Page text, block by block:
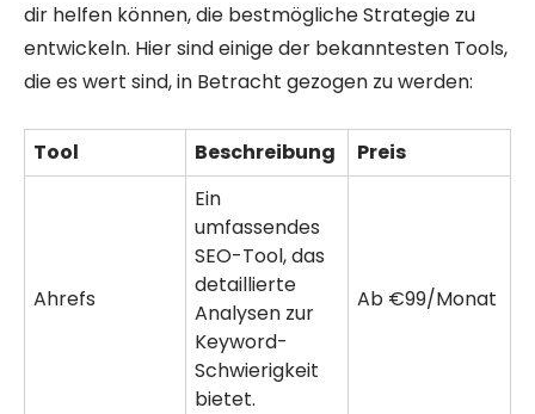
dir helfen können, die bestmögliche Strategie zu
entwickeln. Hier sind einige der bekanntesten Tools,
die es wert sind, in Betracht gezogen zu werden:
Tool Beschreibung Preis
Ahrefs
Ein
umfassendes
SEO-Tool, das
detaillierte
Analysen zur
Keyword-
Schwierigkeit
bietet.
Ab €99/Monat